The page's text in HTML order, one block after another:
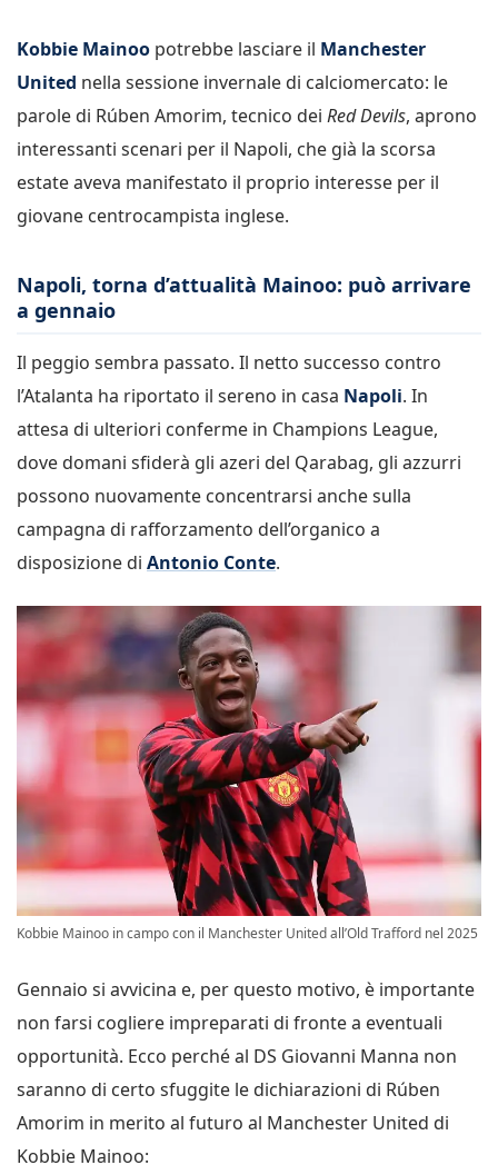
Kobbie Mainoo potrebbe lasciare il Manchester
United nella sessione invernale di calciomercato: le
parole di Rúben Amorim, tecnico dei Red Devils, aprono
interessanti scenari per il Napoli, che già la scorsa
estate aveva manifestato il proprio interesse per il
giovane centrocampista inglese.
Napoli, torna d’attualità Mainoo: può arrivare
a gennaio
Il peggio sembra passato. Il netto successo contro
l’Atalanta ha riportato il sereno in casa Napoli. In
attesa di ulteriori conferme in Champions League,
dove domani sfiderà gli azeri del Qarabag, gli azzurri
possono nuovamente concentrarsi anche sulla
campagna di rafforzamento dell’organico a
disposizione di Antonio Conte.
Kobbie Mainoo in campo con il Manchester United all’Old Trafford nel 2025
Gennaio si avvicina e, per questo motivo, è importante
non farsi cogliere impreparati di fronte a eventuali
opportunità. Ecco perché al DS Giovanni Manna non
saranno di certo sfuggite le dichiarazioni di Rúben
Amorim in merito al futuro al Manchester United di
Kobbie Mainoo: